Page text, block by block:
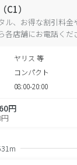
C1）
ル、お得な割引料
店舗にお電話くだ
ヤリス 等
コンパクト
08:00-20:00
円